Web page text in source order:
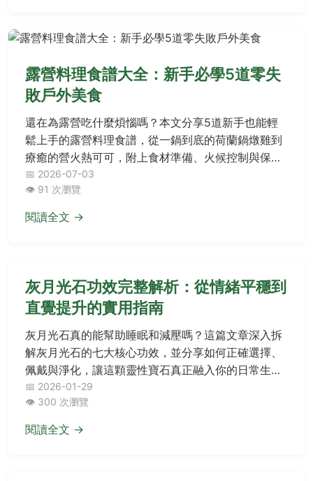
露營料理食譜大全：新手必學5道零失
敗戶外美食
還在為露營吃什麼煩惱嗎？本文分享5道新手也能輕
鬆上手的露營料理食譜，從一鍋到底的荷蘭鍋燉雞到
療癒的營火熱可可，附上食材準備、火候控制與保鮮
秘訣，讓你在大自然中也能享用美味大餐。
📅 2026-07-03
👁️ 91 次瀏覽
閱讀全文 →
灰月光石功效完整解析：從情緒平穩到
直覺提升的實用指南
灰月光石真的能幫助睡眠和減壓嗎？這篇文章深入拆
解灰月光石的七大核心功效，並分享如何正確選擇、
佩戴與淨化，讓這顆靈性寶石真正融入你的日常生
活，解決情緒波動與能量失衡的困擾。
📅 2026-01-29
👁️ 300 次瀏覽
閱讀全文 →